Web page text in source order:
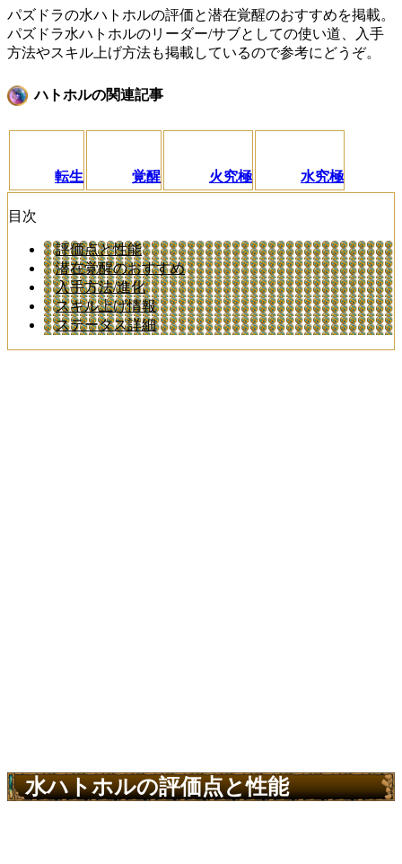
パズドラの水ハトホルの評価と潜在覚醒のおすすめを掲載。
パズドラ水ハトホルのリーダー/サブとしての使い道、入手
方法やスキル上げ方法も掲載しているので参考にどうぞ。
ハトホルの関連記事
転生 覚醒 火究極 水究極
目次
評価点と性能
潜在覚醒のおすすめ
入手方法/進化
スキル上げ情報
ステータス詳細
水ハトホルの評価点と性能